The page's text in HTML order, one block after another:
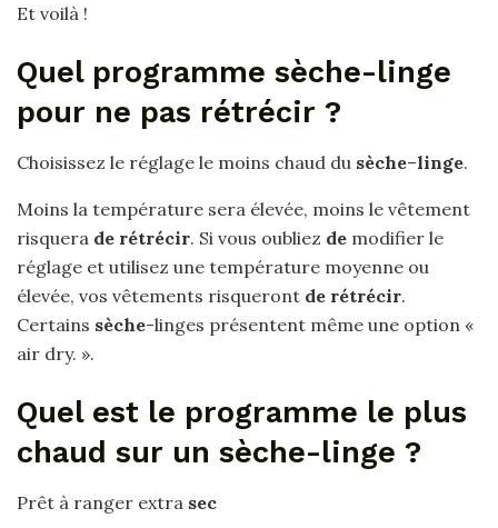
Et voilà !
Quel programme sèche-linge
pour ne pas rétrécir ?
Choisissez le réglage le moins chaud du sèche–linge.
Moins la température sera élevée, moins le vêtement
risquera de rétrécir. Si vous oubliez de modifier le
réglage et utilisez une température moyenne ou
élevée, vos vêtements risqueront de rétrécir.
Certains sèche-linges présentent même une option «
air dry. ».
Quel est le programme le plus
chaud sur un sèche-linge ?
Prêt à ranger extra sec